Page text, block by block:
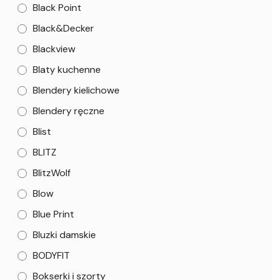
Black Point
Black&Decker
Blackview
Blaty kuchenne
Blendery kielichowe
Blendery ręczne
Blist
BLITZ
BlitzWolf
Blow
Blue Print
Bluzki damskie
BODYFIT
Bokserki i szorty